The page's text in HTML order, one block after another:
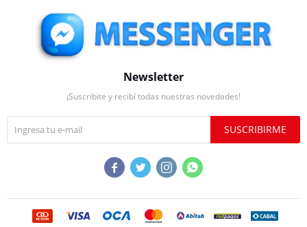
Newsletter
¡Suscribite y recibí todas nuestras novedades!
SUSCRIBIRME
   